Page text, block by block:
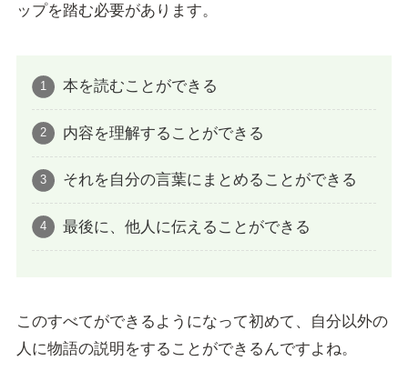
ップを踏む必要があります。
本を読むことができる
内容を理解することができる
それを自分の言葉にまとめることができる
最後に、他人に伝えることができる
このすべてができるようになって初めて、自分以外の
人に物語の説明をすることができるんですよね。